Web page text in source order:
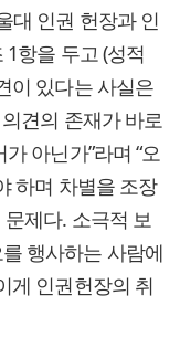
대 인권 헌장과 인
항을 두고 (성적
이 있다는 사실은
견의 존재가 바로
아닌가”라며 “오
하며 차별을 조장
제다. 소극적 보
행사하는 사람에
게 인권헌장의 취